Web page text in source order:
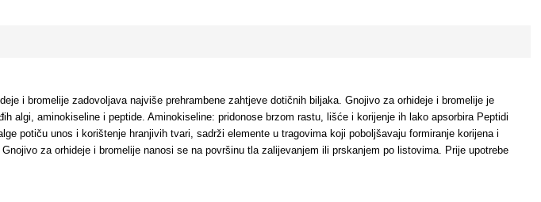
i bromelije zadovoljava najviše prehrambene zahtjeve dotičnih biljaka. Gnojivo za orhideje i bromelije je
algi, aminokiseline i peptide. Aminokiseline: pridonose brzom rastu, lišće i korijenje ih lako apsorbira Peptidi
potiču unos i korištenje hranjivih tvari, sadrži elemente u tragovima koji poboljšavaju formiranje korijena i
za orhideje i bromelije nanosi se na površinu tla zalijevanjem ili prskanjem po listovima. Prije upotrebe